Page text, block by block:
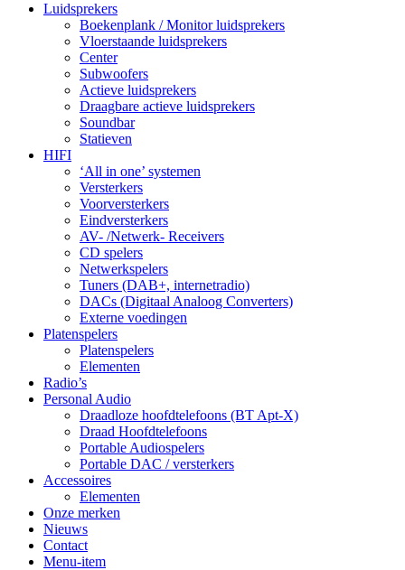
Luidsprekers
Boekenplank / Monitor luidsprekers
Vloerstaande luidsprekers
Center
Subwoofers
Actieve luidsprekers
Draagbare actieve luidsprekers
Soundbar
Statieven
HIFI
‘All in one’ systemen
Versterkers
Voorversterkers
Eindversterkers
AV- /Netwerk- Receivers
CD spelers
Netwerkspelers
Tuners (DAB+, internetradio)
DACs (Digitaal Analoog Converters)
Externe voedingen
Platenspelers
Platenspelers
Elementen
Radio’s
Personal Audio
Draadloze hoofdtelefoons (BT Apt-X)
Draad Hoofdtelefoons
Portable Audiospelers
Portable DAC / versterkers
Accessoires
Elementen
Onze merken
Nieuws
Contact
Menu-item